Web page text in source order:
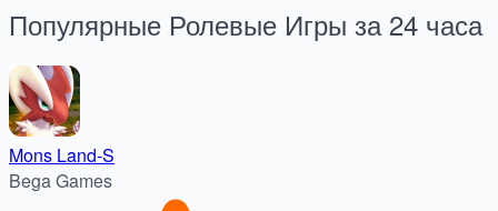
Популярные Ролевые Игры за 24 часа
Mons Land-S
Bega Games